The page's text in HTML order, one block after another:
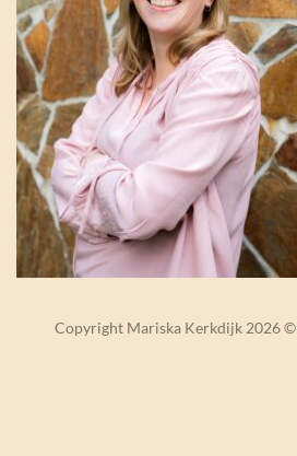
Copyright Mariska Kerkdijk 2026 ©